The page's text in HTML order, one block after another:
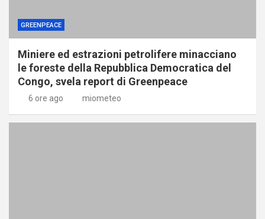
GREENPEACE
Miniere ed estrazioni petrolifere minacciano
le foreste della Repubblica Democratica del
Congo, svela report di Greenpeace
6 ore ago miometeo